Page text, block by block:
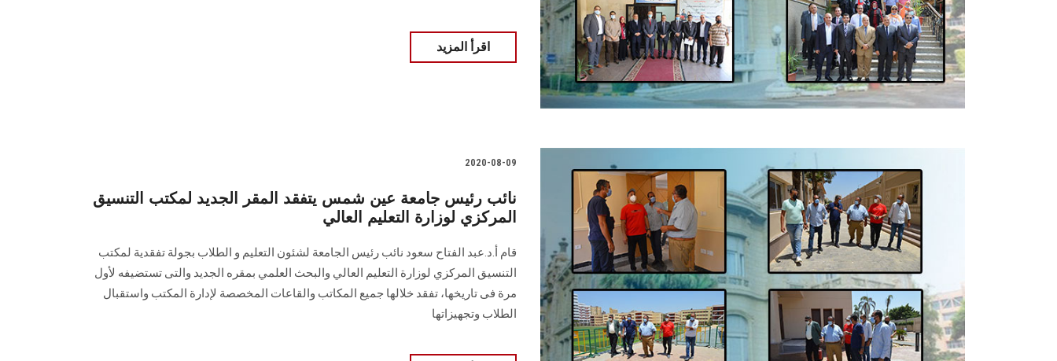
اقرأ المزيد
2020-08-09
نائب رئيس جامعة عين شمس يتفقد المقر الجديد لمكتب التنسيق
المركزي لوزارة التعليم العالي
قام أ.د.عبد الفتاح سعود نائب رئيس الجامعة لشئون التعليم و الطلاب بجولة تفقدية لمكتب
التنسيق المركزي لوزارة التعليم العالي والبحث العلمي بمقره الجديد والتى تستضيفه لأول
مرة فى تاريخها، تفقد خلالها جميع المكاتب والقاعات المخصصة لإدارة المكتب واستقبال
الطلاب وتجهيزاتها